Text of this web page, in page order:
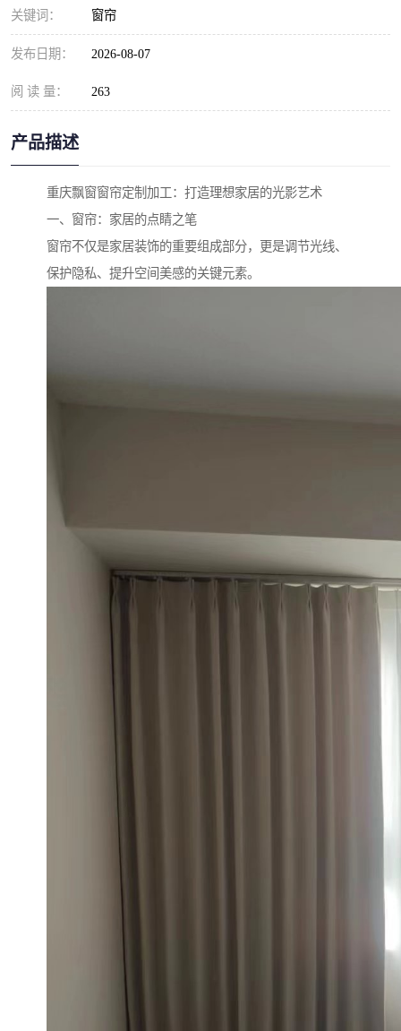
关键词： 窗帘
发布日期： 2026-08-07
阅 读 量： 263
产品描述
重庆飘窗窗帘定制加工：打造理想家居的光影艺术
一、窗帘：家居的点睛之笔
窗帘不仅是家居装饰的重要组成部分，更是调节光线、
保护隐私、提升空间美感的关键元素。